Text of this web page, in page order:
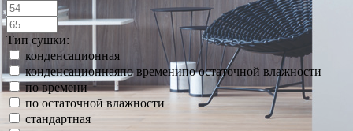
Тип сушки:
конденсационная
конденсационнаяпо временипо остаточной влажности
по времени
по остаточной влажности
стандартная